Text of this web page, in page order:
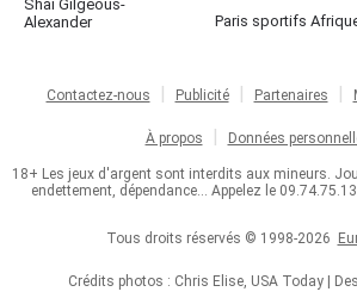
Shai Gilgeous-
Alexander
Paris sportifs
Contactez-nous Publicité Partenaires
À propos Données
18+ Les jeux d'argent sont interdits aux mineurs.
endettement, dépendance... Appelez le
Tous droits réservés © 1998-2026
Crédits photos : Chris Elise, USA Today |